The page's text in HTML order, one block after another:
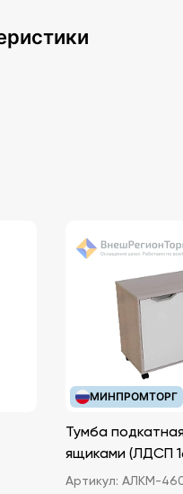
МИНПРОМТОРГ
Тумба
ящиками
Артикул: АЛКМ-